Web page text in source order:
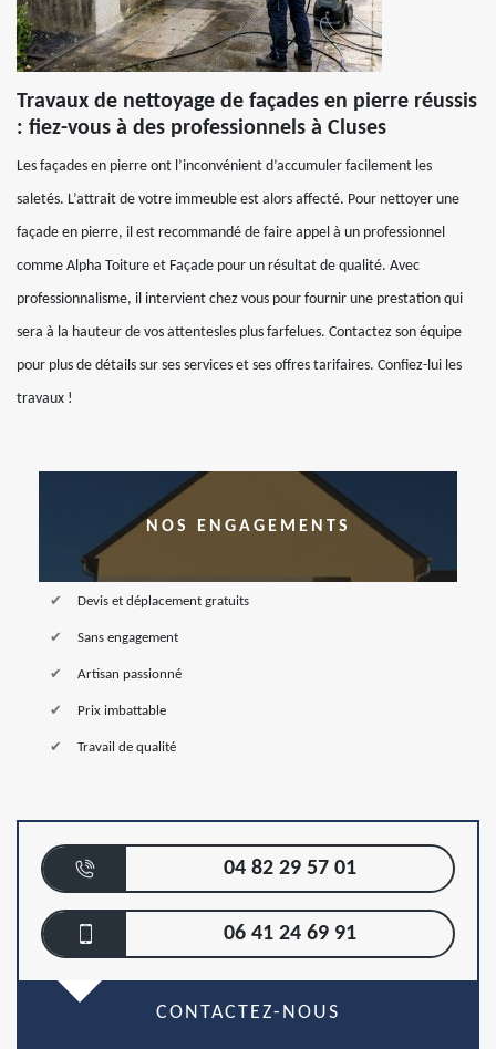
Travaux de nettoyage de façades en pierre réussis
: fiez-vous à des professionnels à Cluses
Les façades en pierre ont l’inconvénient d’accumuler facilement les
saletés. L’attrait de votre immeuble est alors affecté. Pour nettoyer une
façade en pierre, il est recommandé de faire appel à un professionnel
comme Alpha Toiture et Façade pour un résultat de qualité. Avec
professionnalisme, il intervient chez vous pour fournir une prestation qui
sera à la hauteur de vos attentesles plus farfelues. Contactez son équipe
pour plus de détails sur ses services et ses offres tarifaires. Confiez-lui les
travaux !
NOS ENGAGEMENTS
Devis et déplacement gratuits
Sans engagement
Artisan passionné
Prix imbattable
Travail de qualité
04 82 29 57 01
06 41 24 69 91
CONTACTEZ-NOUS